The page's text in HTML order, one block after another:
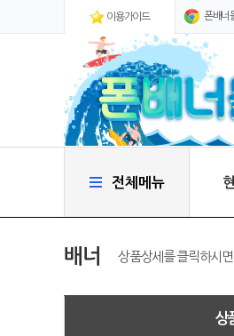
이용가이드 폰배너
전체메뉴
배너 상품상세를 클릭하시면
상